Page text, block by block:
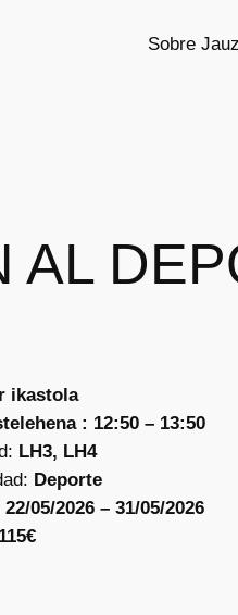
Sobre
AL
ikastola
: 12:50 – 13:50
LH3, LH4
Deporte
22/05/2026 – 31/05/2026
115€